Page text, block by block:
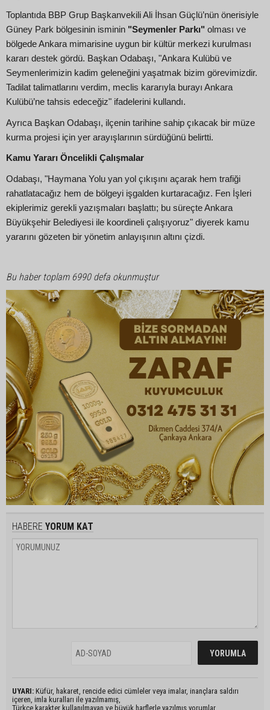
Toplantıda BBP Grup Başkanvekili Ali İhsan Güçlü’nün önerisiyle
Güney Park bölgesinin isminin "Seymenler Parkı" olması ve
bölgede Ankara mimarisine uygun bir kültür merkezi kurulması
kararı destek gördü. Başkan Odabaşı, "Ankara Kulübü ve
Seymenlerimizin kadim geleneğini yaşatmak bizim görevimizdir.
Tadilat talimatlarını verdim, meclis kararıyla burayı Ankara
Kulübü’ne tahsis edeceğiz" ifadelerini kullandı.
Ayrıca Başkan Odabaşı, ilçenin tarihine sahip çıkacak bir müze
kurma projesi için yer arayışlarının sürdüğünü belirtti.
Kamu Yararı Öncelikli Çalışmalar
Odabaşı, "Haymana Yolu yan yol çıkışını açarak hem trafiği
rahatlatacağız hem de bölgeyi işgalden kurtaracağız. Fen İşleri
ekiplerimiz gerekli yazışmaları başlattı; bu süreçte Ankara
Büyükşehir Belediyesi ile koordineli çalışıyoruz" diyerek kamu
yararını gözeten bir yönetim anlayışının altını çizdi.
Bu haber toplam 6990 defa okunmuştur
HABERE YORUM KAT
UYARI: Küfür, hakaret, rencide edici cümleler veya imalar, inançlara saldırı
içeren, imla kuralları ile yazılmamış,
Türkçe karakter kullanılmayan ve büyük harflerle yazılmış yorumlar